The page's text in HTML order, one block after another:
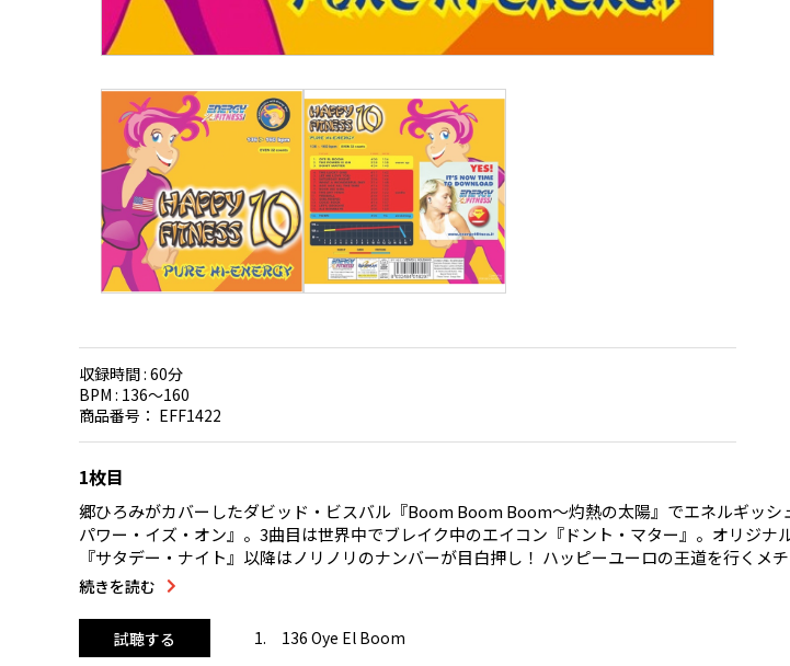
収録時間 : 60分
BPM : 136〜160
商品番号： EFF1422
1枚目
郷ひろみがカバーしたダビッド・ビスバル『Boom Boom Boom～灼熱の太陽』でエネルギッ
パワー・イズ・オン』。3曲目は世界中でブレイク中のエイコン『ドント・マター』。オリジ
『サタデー・ナイト』以降はノリノリのナンバーが目白押し！ ハッピーユーロの王道を行く
バー1のアヴリル・ラヴィーン『ガールフレンド』。ウキウキ度100%の『ココ・ロック』。ス
ね。「ファイト！」の掛け声と共にあの有名なメロディーが流れ出せばもう誰もがエキサイト
ンバイエ』でキマリです!
続きを読む
試聴する 1. 136 Oye El Boom